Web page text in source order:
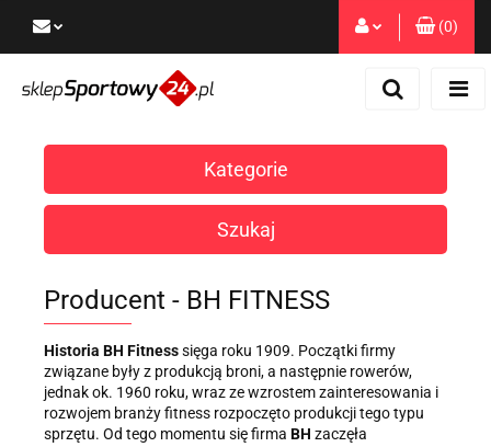
Dodaj zgłoszenie
Zgody cookies
(0)
Kategorie
Szukaj
Producent - BH FITNESS
Historia BH Fitnesssięga roku 1909. Początki firmy
związane były z produkcją broni, a następnie rowerów,
jednak ok. 1960 roku, wraz ze wzrostem zainteresowania i
rozwojem branży fitness rozpoczęto produkcji tego typu
sprzętu. Od tego momentu się firma BH zaczęła